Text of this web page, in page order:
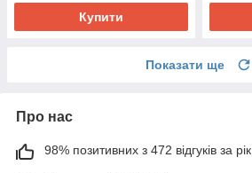
Купити
Показати ще
Про нас
98% позитивних з 472 відгуків за рік